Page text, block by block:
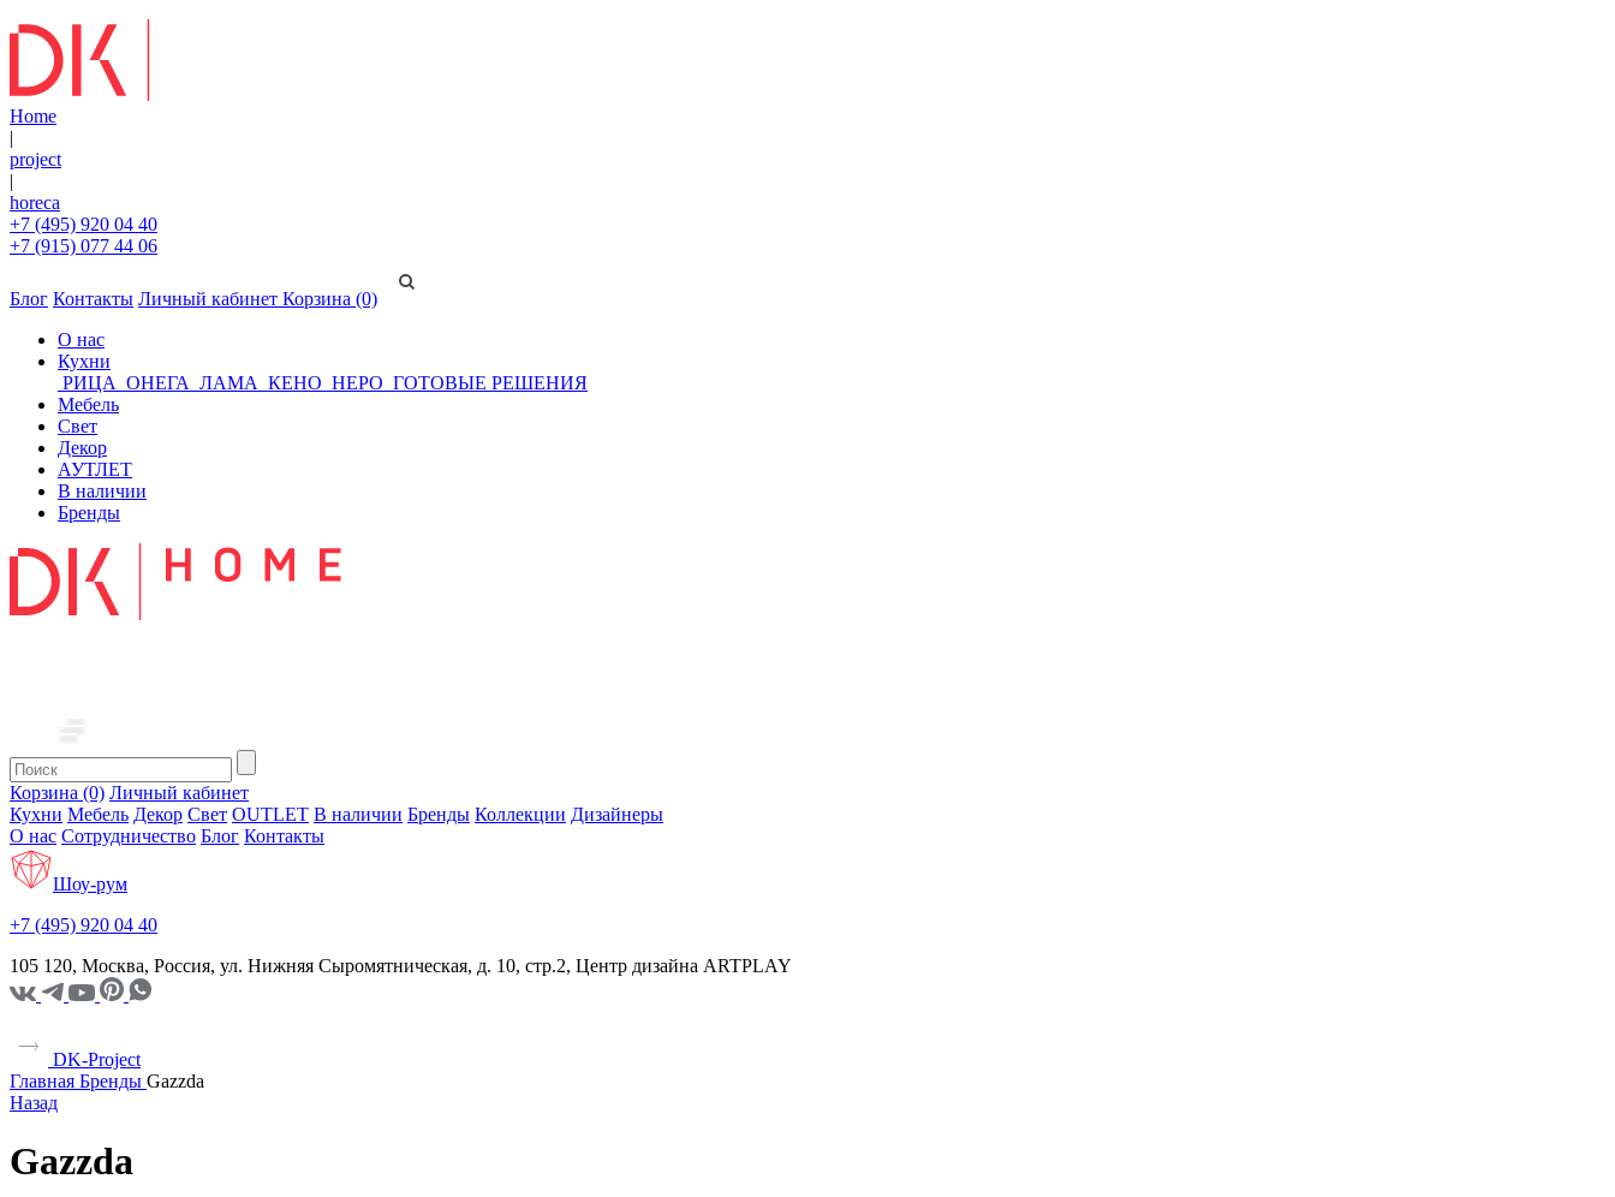
Home
|
project
|
horeca
+7 (495) 920 04 40
+7 (915) 077 44 06
Блог Контакты Личный кабинет Корзина (0)
О нас
Кухни
РИЦА ОНЕГА ЛАМА КЕНО НЕРО ГОТОВЫЕ РЕШЕНИЯ
Мебель
Свет
Декор
АУТЛЕТ
В наличии
Бренды
Корзина (0) Личный кабинет
Кухни Мебель Декор Свет OUTLET В наличии Бренды Коллекции Дизайнеры
О нас Сотрудничество Блог Контакты
Шоу-рум
+7 (495) 920 04 40
105 120, Москва, Россия, ул. Нижняя Сыромятническая, д. 10, стр.2, Центр дизайна ARTPLAY
DK-Project
Главная Бренды Gazzda
Назад
Gazzda